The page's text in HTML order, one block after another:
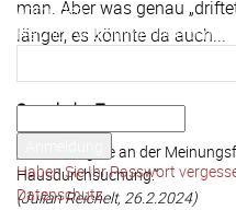
Anmelden
Herzlich willkommen! Melden Sie
Haben Sie Ihr Passwort
Datenschutz
man. Aber was genau
länger, es könnte da auch...
Spruch des Tages
„Das Nervigste an der
Hausdurchsuchung.“
(Julian Reichelt, 26.2.2024)